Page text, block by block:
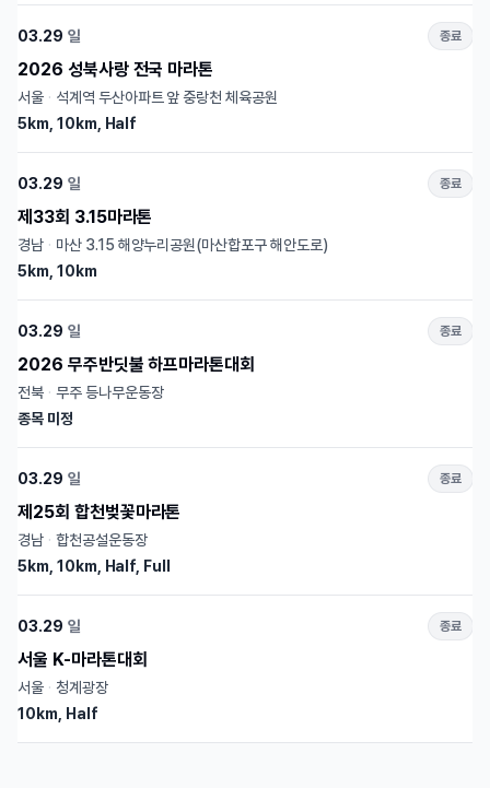
03.29 일 종료
2026 성북사랑 전국 마라톤
서울 · 석계역 두산아파트 앞 중랑천 체육공원
5km, 10km, Half
03.29 일 종료
제33회 3.15마라톤
경남 · 마산 3.15 해양누리공원(마산합포구 해안도로)
5km, 10km
03.29 일 종료
2026 무주반딧불 하프마라톤대회
전북 · 무주 등나무운동장
종목 미정
03.29 일 종료
제25회 합천벚꽃마라톤
경남 · 합천공설운동장
5km, 10km, Half, Full
03.29 일 종료
서울 K-마라톤대회
서울 · 청계광장
10km, Half